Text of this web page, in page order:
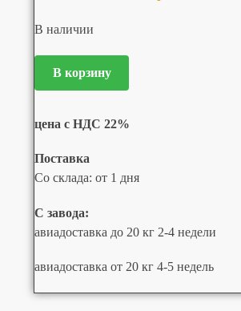
В наличии
В корзину
цена с НДС 22%
Поставка
Со склада: от 1 дня
С завода:
авиадоставка до 20 кг 2-4 недели
авиадоставка от 20 кг 4-5 недель